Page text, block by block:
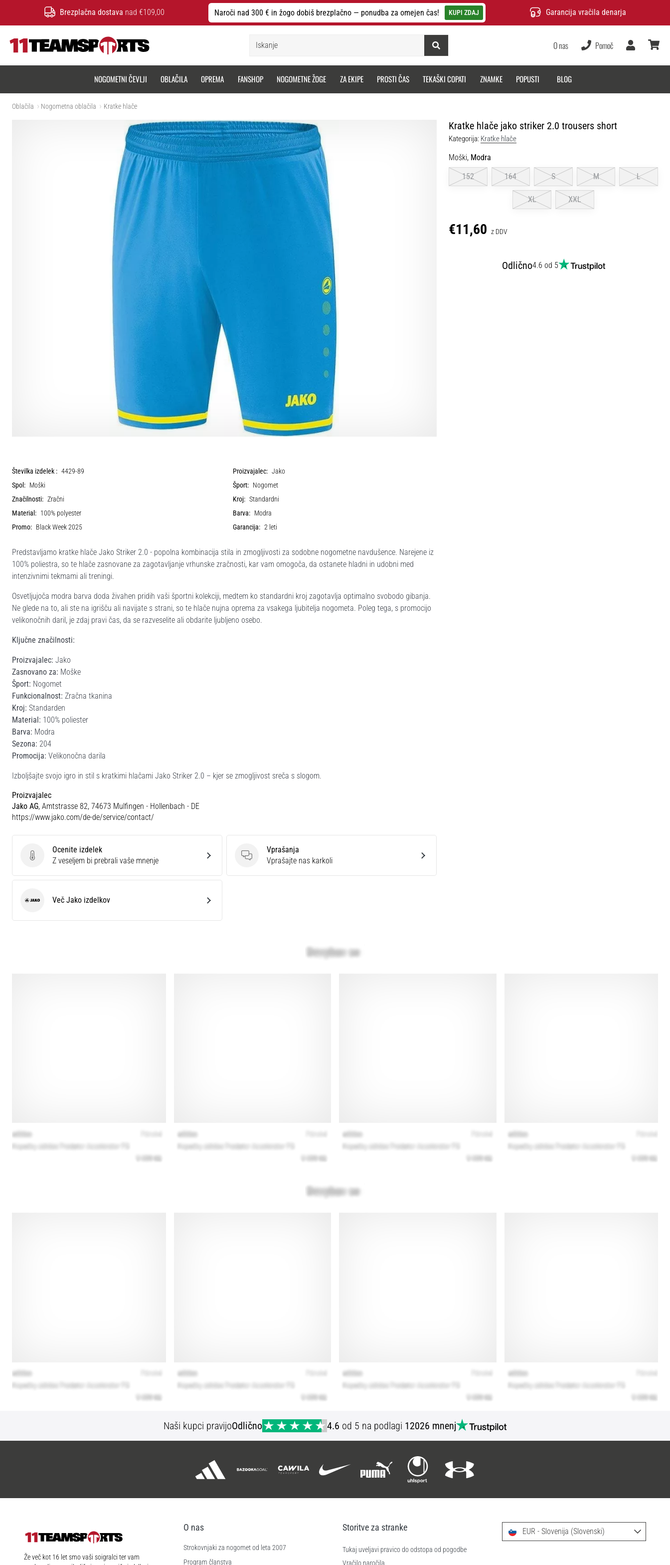
Brezplačna dostava nad €109,00 Naroči nad 300 € in žogo dobiš brezplačno — ponudba za omejen čas! KUPI ZDAJ Garancija vračila denarja
Iskanje
O nas Pomoč
Uporabnik
NOGOMETNI ČEVLJI OBLAČILA OPREMA FANSHOP NOGOMETNE ŽOGE ZA EKIPE PROSTI ČAS TEKAŠKI COPATI ZNAMKE POPUSTI BLOG
Oblačila Nogometna oblačila Kratke hlače
Kratke hlače jako striker 2.0 trousers short
Kategorija: Kratke hlače
Moški, Modra
152
164 S M L
XL XXL
€11,60 z DDV
Odlično4.6 od 5
Številka izdelek : 4429-89 Proizvajalec: Jako
Spol: Moški Šport: Nogomet
Značilnosti: Zračni Kroj: Standardni
Material: 100% polyester Barva: Modra
Promo: Black Week 2025 Garancija: 2 leti
Predstavljamo kratke hlače Jako Striker 2.0 - popolna kombinacija stila in zmogljivosti za sodobne nogometne navdušence. Narejene iz
100% poliestra, so te hlače zasnovane za zagotavljanje vrhunske zračnosti, kar vam omogoča, da ostanete hladni in udobni med
intenzivnimi tekmami ali treningi.
Osvetljujoča modra barva doda živahen pridih vaši športni kolekciji, medtem ko standardni kroj zagotavlja optimalno svobodo gibanja.
Ne glede na to, ali ste na igrišču ali navijate s strani, so te hlače nujna oprema za vsakega ljubitelja nogometa. Poleg tega, s promocijo
velikonočnih daril, je zdaj pravi čas, da se razveselite ali obdarite ljubljeno osebo.
Ključne značilnosti:
Proizvajalec: Jako
Zasnovano za: Moške
Šport: Nogomet
Funkcionalnost: Zračna tkanina
Kroj: Standarden
Material: 100% poliester
Barva: Modra
Sezona: 204
Promocija: Velikonočna darila
Izboljšajte svojo igro in stil s kratkimi hlačami Jako Striker 2.0 – kjer se zmogljivost sreča s slogom.
Proizvajalec
Jako AG, Amtstrasse 82, 74673 Mulfingen - Hollenbach - DE
https://www.jako.com/de-de/service/contact/
Ocenite izdelek
Ocenite izdelek
Z veseljem bi prebrali vaše mnenje
Vprašanja
Vprašanja
Vprašajte nas karkoli
Jako Več Jako izdelkov
Naši kupci pravijoOdlično 4.6 od 5 na podlagi 12026 mnenj
11teamsports.si
Že več kot 16 let smo vaši soigralci ter vam
O nas
Strokovnjaki za nogomet od leta 2007
Program članstva
Storitve za stranke
Tukaj uveljavi pravico do odstopa od pogodbe
EUR - Slovenija (Slovenski)